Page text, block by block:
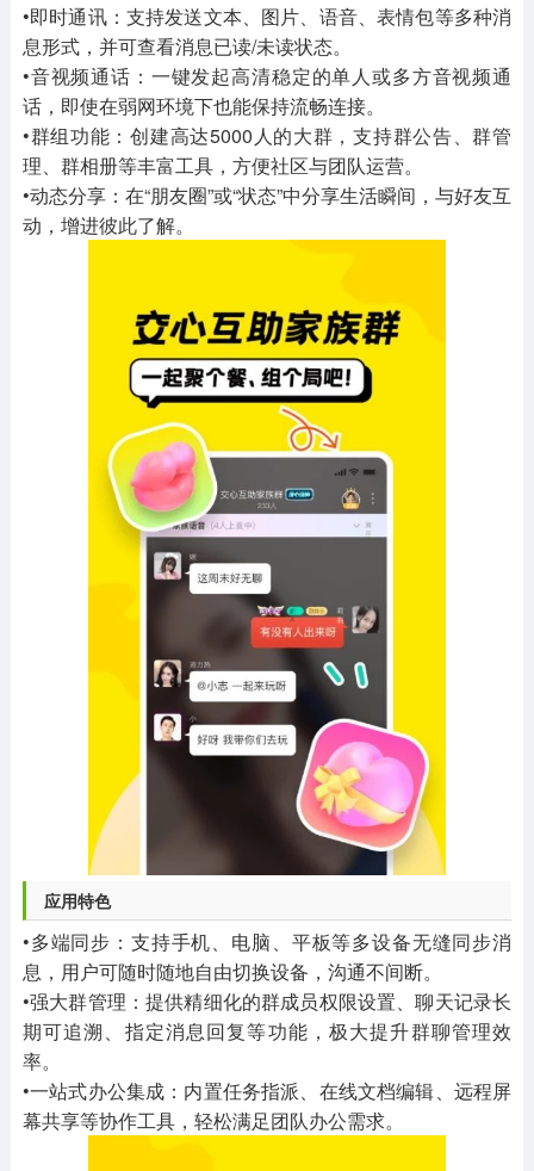
•即时通讯：支持发送文本、图片、语音、表情包等多种消
息形式，并可查看消息已读/未读状态。
•音视频通话：一键发起高清稳定的单人或多方音视频通
话，即使在弱网环境下也能保持流畅连接。
•群组功能：创建高达5000人的大群，支持群公告、群管
理、群相册等丰富工具，方便社区与团队运营。
•动态分享：在“朋友圈”或“状态”中分享生活瞬间，与好友互
动，增进彼此了解。
应用特色
•多端同步：支持手机、电脑、平板等多设备无缝同步消
息，用户可随时随地自由切换设备，沟通不间断。
•强大群管理：提供精细化的群成员权限设置、聊天记录长
期可追溯、指定消息回复等功能，极大提升群聊管理效
率。
•一站式办公集成：内置任务指派、在线文档编辑、远程屏
幕共享等协作工具，轻松满足团队办公需求。